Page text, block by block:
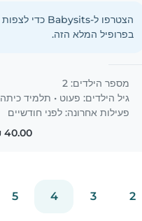
הצטרפו ל-Babysits כדי לצפות
בפרופיל המלא הזה.
מספר הילדים: 2
גיל הילדים: פעוט • תלמיד כיתה
פעילות אחרונה: לפני חודשיים
2
3
4
5